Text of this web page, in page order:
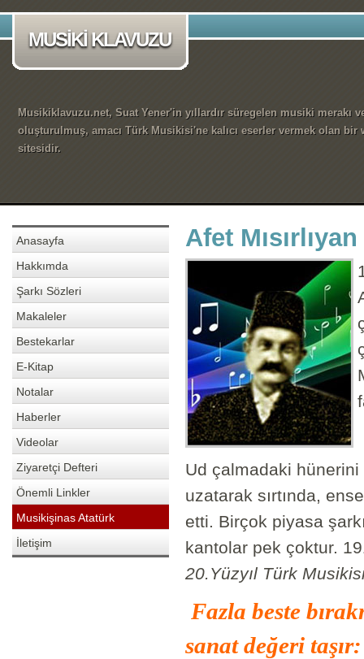
MUSİKİ KLAVUZU
Musikiklavuzu.net, Suat Yener'in yıllardır süregelen musiki merakı
oluşturulmuş, amacı Türk Musikisi'ne kalıcı eserler vermek olan bir
sitesidir.
Anasayfa
Hakkımda
Şarkı Sözleri
Makaleler
Bestekarlar
E-Kitap
Notalar
Haberler
Videolar
Ziyaretçi Defteri
Önemli Linkler
Musikişinas Atatürk
İletişim
Afet
Ud çalmadaki hünerini
uzatarak sırtında,
etti. Birçok piyasa
kantolar pek çoktur.
20.Yüzyıl Türk
Fazla beste
sanat değeri taşır: